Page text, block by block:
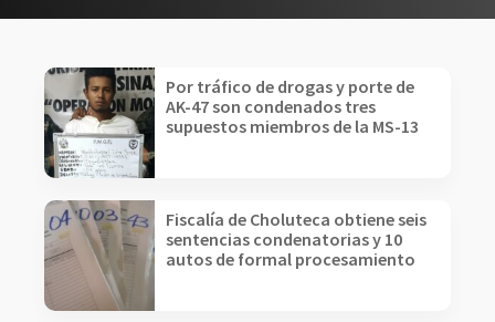
Por tráfico de drogas y porte de
AK-47 son condenados tres
supuestos miembros de la MS-13
Fiscalía de Choluteca obtiene seis
sentencias condenatorias y 10
autos de formal procesamiento